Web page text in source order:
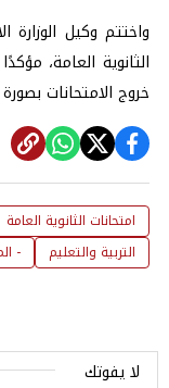
واختتم وكيل الوزارة
الثانوية العامة،
خروج الامتحانات
امتحانات الثانوية العامة
التربية والتعليم
-
لا يفوتك